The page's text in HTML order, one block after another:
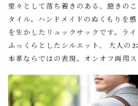
堂々として落ち着きのある、飽きの
タイル。ハンドメイドのぬくもりを
を生かしたリュックサックです。ラ
ふっくらとしたシルエット、 大人の
本革ならではの表現。オンオフ両用ス